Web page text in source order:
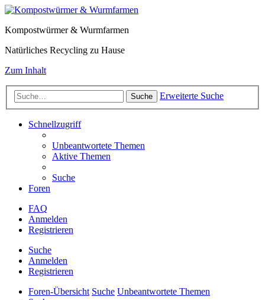
Kompostwürmer & Wurmfarmen
Natürliches Recycling zu Hause
Zum Inhalt
Suche Erweiterte Suche
Schnellzugriff
Unbeantwortete Themen
Aktive Themen
Suche
Foren
FAQ
Anmelden
Registrieren
Suche
Anmelden
Registrieren
Foren-Übersicht Suche Unbeantwortete Themen